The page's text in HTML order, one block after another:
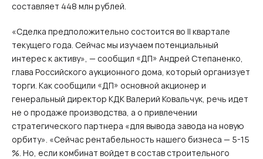
составляет 448 млн рублей.
«Сделка предположительно состоится во II квартале
текущего года. Сейчас мы изучаем потенциальный
интерес к активу», — сообщил «ДП» Андрей Степаненко,
глава Российского аукционного дома, который организует
торги. Как сообщили «ДП» основной акционер и
генеральный директор КДК Валерий Ковальчук, речь идет
не о продаже производства, а о привлечении
стратегического партнера «для вывода завода на новую
орбиту». «Сейчас рентабельность нашего бизнеса — 5-15
%. Но, если комбинат войдет в состав строительного